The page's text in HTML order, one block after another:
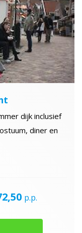
dijk inclusief
diner en
p.p.